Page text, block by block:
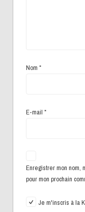
Nom *
E-mail *
Enregistrer mon nom,
pour mon prochain
Je m'inscris à la